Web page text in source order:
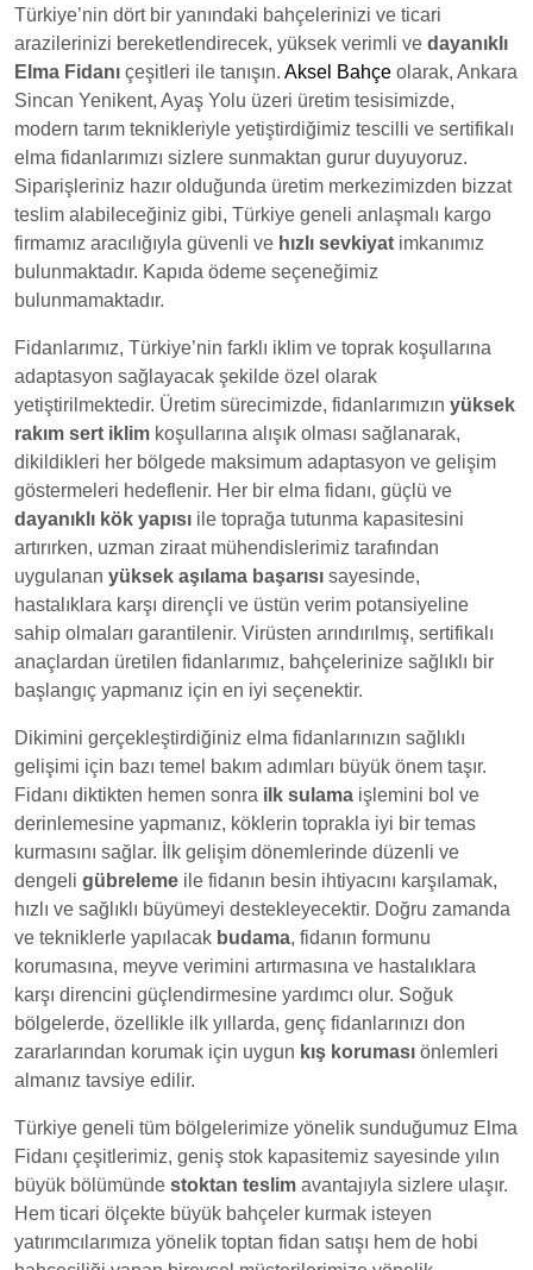
e
t
Türkiye’nin dört bir yanındaki bahçelerinizi ve ticari
arazilerinizi bereketlendirecek, yüksek verimli ve dayanıklı
Elma Fidanı çeşitleri ile tanışın. Aksel Bahçe olarak, Ankara
Sincan Yenikent, Ayaş Yolu üzeri üretim tesisimizde,
modern tarım teknikleriyle yetiştirdiğimiz tescilli ve sertifikalı
elma fidanlarımızı sizlere sunmaktan gurur duyuyoruz.
Siparişleriniz hazır olduğunda üretim merkezimizden bizzat
teslim alabileceğiniz gibi, Türkiye geneli anlaşmalı kargo
firmamız aracılığıyla güvenli ve hızlı sevkiyat imkanımız
bulunmaktadır. Kapıda ödeme seçeneğimiz
bulunmamaktadır.
Fidanlarımız, Türkiye’nin farklı iklim ve toprak koşullarına
adaptasyon sağlayacak şekilde özel olarak
yetiştirilmektedir. Üretim sürecimizde, fidanlarımızın yüksek
rakım sert iklim koşullarına alışık olması sağlanarak,
dikildikleri her bölgede maksimum adaptasyon ve gelişim
göstermeleri hedeflenir. Her bir elma fidanı, güçlü ve
dayanıklı kök yapısı ile toprağa tutunma kapasitesini
artırırken, uzman ziraat mühendislerimiz tarafından
uygulanan yüksek aşılama başarısı sayesinde,
hastalıklara karşı dirençli ve üstün verim potansiyeline
sahip olmaları garantilenir. Virüsten arındırılmış, sertifikalı
anaçlardan üretilen fidanlarımız, bahçelerinize sağlıklı bir
başlangıç yapmanız için en iyi seçenektir.
Dikimini gerçekleştirdiğiniz elma fidanlarınızın sağlıklı
gelişimi için bazı temel bakım adımları büyük önem taşır.
Fidanı diktikten hemen sonra ilk sulama işlemini bol ve
derinlemesine yapmanız, köklerin toprakla iyi bir temas
kurmasını sağlar. İlk gelişim dönemlerinde düzenli ve
dengeli gübreleme ile fidanın besin ihtiyacını karşılamak,
hızlı ve sağlıklı büyümeyi destekleyecektir. Doğru zamanda
ve tekniklerle yapılacak budama, fidanın formunu
korumasına, meyve verimini artırmasına ve hastalıklara
karşı direncini güçlendirmesine yardımcı olur. Soğuk
bölgelerde, özellikle ilk yıllarda, genç fidanlarınızı don
zararlarından korumak için uygun kış koruması önlemleri
almanız tavsiye edilir.
Türkiye geneli tüm bölgelerimize yönelik sunduğumuz Elma
Fidanı çeşitlerimiz, geniş stok kapasitemiz sayesinde yılın
büyük bölümünde stoktan teslim avantajıyla sizlere ulaşır.
Hem ticari ölçekte büyük bahçeler kurmak isteyen
yatırımcılarımıza yönelik toptan fidan satışı hem de hobi